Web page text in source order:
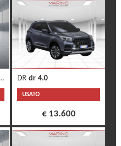
DR dr 4.0
USATO
€ 13.600